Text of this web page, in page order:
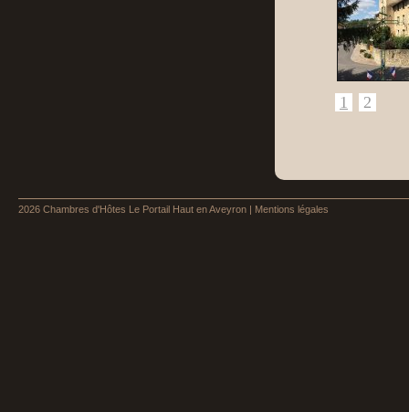
1 2
2026 Chambres d'Hôtes Le Portail Haut en Aveyron | Mentions légales